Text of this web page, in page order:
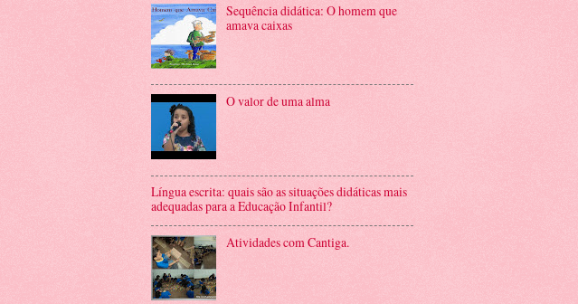
Sequência didática: O homem que
amava caixas
O valor de uma alma
Língua escrita: quais são as situações didáticas mais
adequadas para a Educação Infantil?
Atividades com Cantiga.